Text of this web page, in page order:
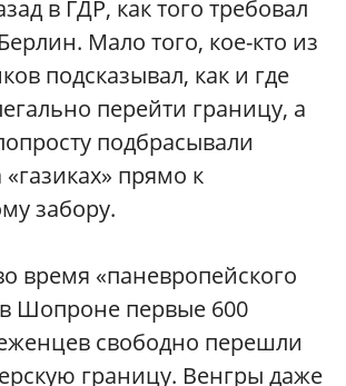
в ГДР, как того требовал
Мало того, кое-кто из
подсказывал, как и где
перейти границу, а
подбрасывали
прямо к
забору.
время «паневропейского
Шопроне первые 600
свободно перешли
границу. Венгры даже